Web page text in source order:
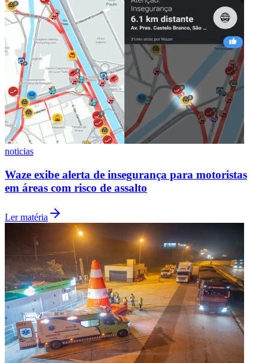
noticias
Waze exibe alerta de insegurança para motoristas
em áreas com risco de assalto
Ler matéria